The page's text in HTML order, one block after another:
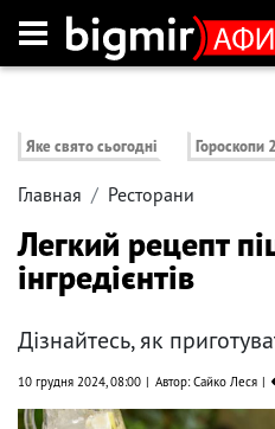
Яке свято сьогодні Гороскопи
Главная Ресторани
Легкий рецепт
інгредієнтів
Дізнайтесь, як
10 грудня 2024, 08:00 Автор: Сайко Леся